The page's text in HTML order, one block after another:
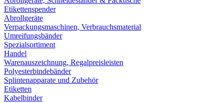
Etikettenspender
Abrollgeräte
Verpackungsmaschinen, Verbrauchsmaterial
Umreifungsbänder
Spezialsortiment
Handel
Warenauszeichnung, Regalpreisleisten
Polyesterbindebänder
Splintenapparate und Zubehör
Etiketten
Kabelbinder